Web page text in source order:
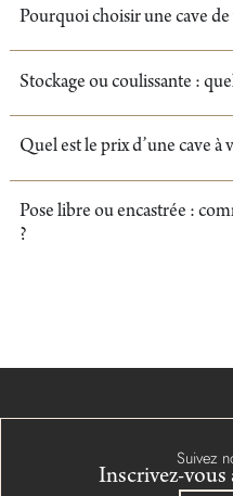
Pourquoi choisir une cave
Stockage ou coulissante :
Quel est le prix d’une cave à
Pose libre ou encastrée :
?
Suivez
Inscrivez-vous